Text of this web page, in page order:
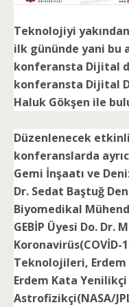
Teknolojiyi
ilk gününde yani bu
konferansta Dijital
konferansta Dijital
Haluk Gökşen ile
Düzenlenecek
konferanslarda
Gemi İnşaatı ve
Dr. Sedat Baştuğ
Biyomedikal
GEBİP Üyesi Do. Dr.
Teknolojileri, Erdem
Erdem Kata
Astrofizikçi(NASA/